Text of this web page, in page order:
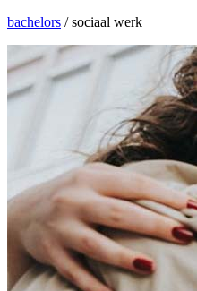
bachelors / sociaal werk